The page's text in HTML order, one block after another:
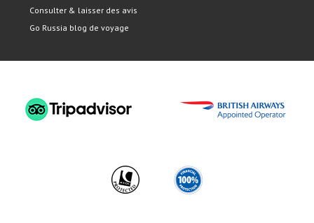
Consulter & laisser des avis
Go Russia blog de voyage